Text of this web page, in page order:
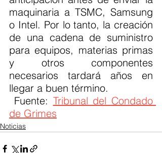
maquinaria a TSMC, Samsung
o Intel. Por lo tanto, la creación
de una cadena de suministro
para equipos, materias primas
y otros componentes
necesarios tardará años en
llegar a buen término.
Fuente: Tribunal del Condado
de Grimes
Noticias